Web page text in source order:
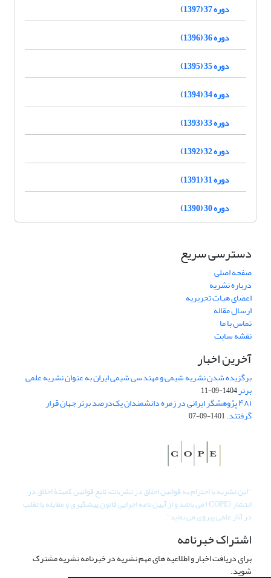
دوره 37 (1397)
دوره 36 (1396)
دوره 35 (1395)
دوره 34 (1394)
دوره 33 (1393)
دوره 32 (1392)
دوره 31 (1391)
دوره 30 (1390)
دسترسی سریع
صفحه اصلی
درباره نشریه
اعضای هیات تحریریه
ارسال مقاله
تماس با ما
نقشه سایت
آخرین اخبار
برگزیده شدن نشریه شیمی و مهندسی شیمی ایران به عنوان نشریه علمی
برتر1404-09-11
۴۸۱ پژوهشگر ایرانی در زمره دانشمندان یک‌درصد برتر جهان قرار
گرفتند.1401-09-07
"این نشریه با احترام به قوانین اخلاق در نشریات، تابع قوانین کمیتۀ اخلاق در
انتشار (COPE) می باشد و از آیین نامه اجرایی قانون پیشگیری و مقابله با تقلب
در آثار علمی پیروی می نماید".
اشتراک خبرنامه
برای دریافت اخبار و اطلاعیه های مهم نشریه در خبرنامه نشریه مشترک
شوید.